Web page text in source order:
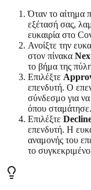
Όταν το αίτημα
εξέτασή σας,
ευκαιρία στο
Ανοίξτε την
στον πίνακα
το βήμα της
Επιλέξτε
επενδυτή. Ο
σύνδεσμο για
όπου σταμάτησε.
Επιλέξτε
επενδυτή. Η
αναμονής του
το